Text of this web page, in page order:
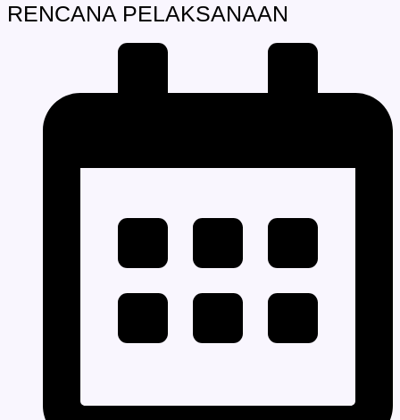
RENCANA PELAKSANAAN